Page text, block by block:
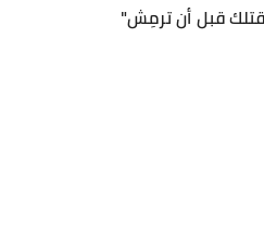
قتلك قبل أن ترمِش"